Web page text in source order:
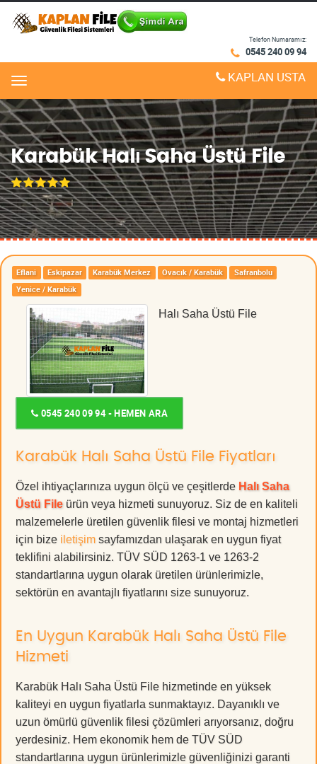
Telefon Numaramız:
0545 240 09 94
Menu KAPLAN USTA
Karabük Halı Saha Üstü File
Eflani Eskipazar Karabük Merkez Ovacık / Karabük
Safranbolu
Yenice / Karabük
Halı Saha Üstü File
0545 240 09 94 - HEMEN ARA
Karabük Halı Saha Üstü File Fiyatları
Özel ihtiyaçlarınıza uygun ölçü ve çeşitlerde Halı Saha
Üstü Fileürün veya hizmeti sunuyoruz. Siz de en kaliteli
malzemelerle üretilen güvenlik filesi ve montaj hizmetleri
için bize iletişim sayfamızdan ulaşarak en uygun fiyat
teklifini alabilirsiniz. TÜV SÜD 1263-1 ve 1263-2
standartlarına uygun olarak üretilen ürünlerimizle,
sektörün en avantajlı fiyatlarını size sunuyoruz.
En Uygun Karabük Halı Saha Üstü File
Hizmeti
Karabük Halı Saha Üstü File hizmetinde en yüksek
kaliteyi en uygun fiyatlarla sunmaktayız. Dayanıklı ve
uzun ömürlü güvenlik filesi çözümleri arıyorsanız, doğru
yerdesiniz. Hem ekonomik hem de TÜV SÜD
standartlarına uygun ürünlerimizle güvenliğinizi garanti